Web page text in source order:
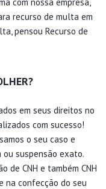
recurso de multa em
pensou Recurso de
em seus direitos no
com sucesso!
o seu caso e
suspensão exato.
de CNH e também CNH
na confecção do seu